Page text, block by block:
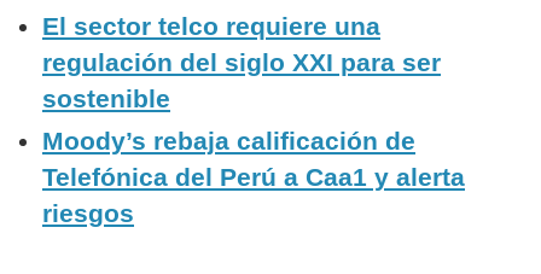
El sector telco requiere una
regulación del siglo XXI para ser
sostenible
Moody’s rebaja calificación de
Telefónica del Perú a Caa1 y alerta
riesgos